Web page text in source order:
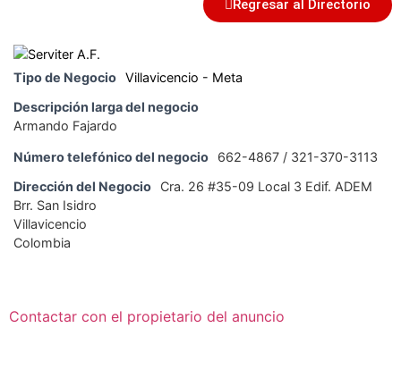
Regresar al Directorio
Tipo de Negocio Villavicencio - Meta
Descripción larga del negocio
Armando Fajardo
Número telefónico del negocio
662-4867 / 321-370-3113
Dirección del Negocio
Cra. 26 #35-09 Local 3 Edif. ADEM
Brr. San Isidro
Villavicencio
Colombia
Contactar con el propietario del anuncio